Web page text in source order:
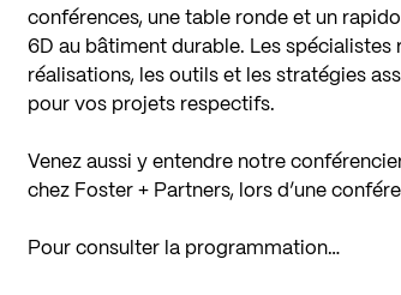
conférences, une table ronde et un
6D au bâtiment durable. Les
réalisations, les outils et les stratégies
pour vos projets respectifs.
Venez aussi yentendre notre
chez Foster + Partners, lors d’une
Pour consulter la programmation…